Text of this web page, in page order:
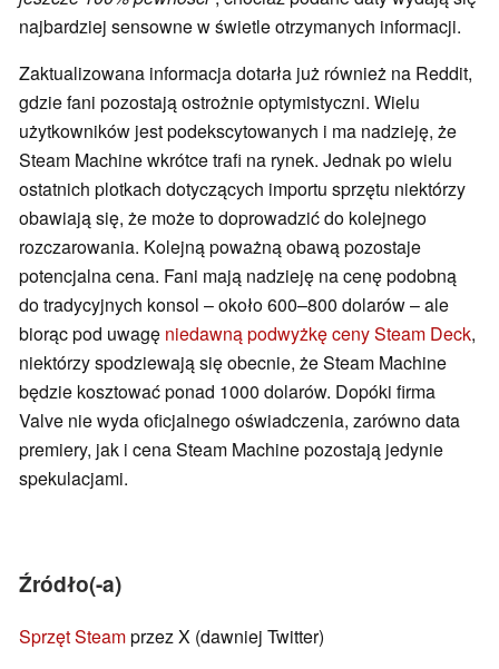
najbardziej sensowne w świetle otrzymanych informacji.
Zaktualizowana informacja dotarła już również na Reddit,
gdzie fani pozostają ostrożnie optymistyczni. Wielu
użytkowników jest podekscytowanych i ma nadzieję, że
Steam Machine wkrótce trafi na rynek. Jednak po wielu
ostatnich plotkach dotyczących importu sprzętu niektórzy
obawiają się, że może to doprowadzić do kolejnego
rozczarowania. Kolejną poważną obawą pozostaje
potencjalna cena. Fani mają nadzieję na cenę podobną
do tradycyjnych konsol – około 600–800 dolarów – ale
biorąc pod uwagę niedawną podwyżkę ceny Steam Deck,
niektórzy spodziewają się obecnie, że Steam Machine
będzie kosztować ponad 1000 dolarów. Dopóki firma
Valve nie wyda oficjalnego oświadczenia, zarówno data
premiery, jak i cena Steam Machine pozostają jedynie
spekulacjami.
Źródło(-a)
Sprzęt Steamprzez X (dawniej Twitter)